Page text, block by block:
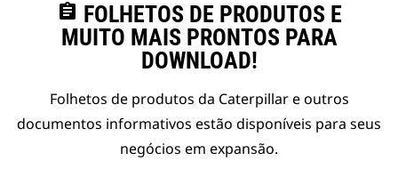
assignment FOLHETOS DE PRODUTOS E
MUITO MAIS PRONTOS PARA
DOWNLOAD!
Folhetos de produtos da Caterpillar e outros
documentos informativos estão disponíveis para seus
negócios em expansão.